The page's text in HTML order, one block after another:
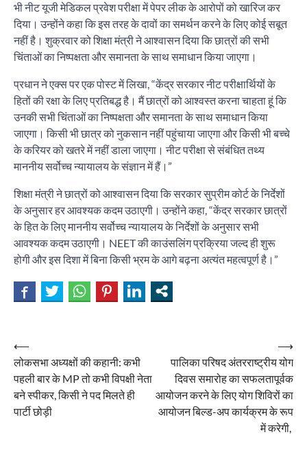
भी नीट यूजी मेडिकल प्रवेश परीक्षा में पेपर लीक के आरोपों को खारिज कर
दिया। उन्होंने कहा कि इस तरह के दावों का समर्थन करने के लिए कोई सबूत
नहीं है। शुक्रवार को शिक्षा मंत्री ने आश्वासन दिया कि छात्रों की सभी
चिंताओं का निष्पक्षता और समानता के साथ समाधान किया जाएगा।
प्रधान ने एक्स पर एक पोस्ट में लिखा, “केंद्र सरकार नीट परीक्षार्थियों के
हितों की रक्षा के लिए प्रतिबद्ध है। मैं छात्रों को आश्वस्त करना चाहता हूं कि
उनकी सभी चिंताओं का निष्पक्षता और समानता के साथ समाधान किया
जाएगा। किसी भी छात्र को नुकसान नहीं पहुंचाया जाएगा और किसी भी बच्चे
के करियर को खतरे में नहीं डाला जाएगा। नीट परीक्षा से संबंधित तथ्य
माननीय सर्वोच्च न्यायालय के संज्ञान में हैं।”
शिक्षा मंत्री ने छात्रों को आश्वासन दिया कि सरकार सुप्रीम कोर्ट के निर्देशों
के अनुसार हर आवश्यक कदम उठाएगी। उन्होंने कहा, “केंद्र सरकार छात्रों
के हित के लिए माननीय सर्वोच्च न्यायालय के निर्देशों के अनुसार सभी
आवश्यक कदम उठाएगी। NEET की काउंसलिंग प्रक्रिया जल्द ही शुरू
होगी और इस दिशा में बिना किसी भ्रम के आगे बढ़ना अत्यंत महत्वपूर्ण है।”
Post
navigation
⟵
लोकसभा अध्यक्षों की कहानी: कभी
पहली बार के MP तो कभी विपक्षी नेता
बने स्पीकर, किसी ने पद मिलते ही
पार्टी छोड़ी
पालिका परिषद अंतरराष्ट्रीय योग
दिवस समारोह का सफलतापूर्वक
आयोजन करने के लिए योग शिविरों का
आयोजन बिल्ड-अप कार्यक्रम के रूप
में करेगी,
⟶